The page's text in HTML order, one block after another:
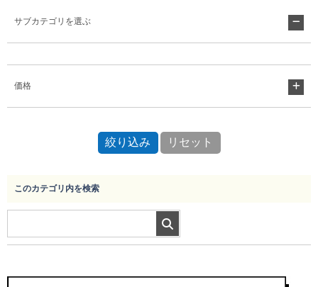
サブカテゴリを選ぶ
価格
このカテゴリ内を検索